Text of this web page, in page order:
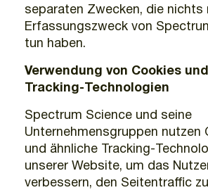
separaten Zwecken, die nichts
Erfassungszweck von
tun haben.
Verwendung von Cookies
Tracking-Technologien
Spectrum Science und seine
Unternehmensgruppen nutzen
und ähnliche Tracking-
unserer Website, um das
verbessern, den Seitentraffic